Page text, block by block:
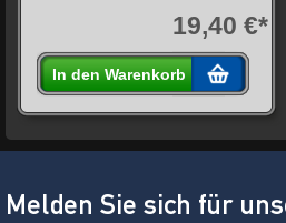
19,40 €*
In den Warenkorb
Melden Sie sich für